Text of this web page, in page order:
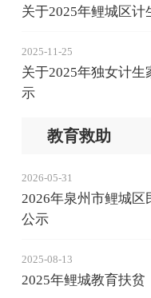
关于2025年鲤城区
2025-11-25
关于2025年独女计
示
教育救助
2026-05-31
2026年泉州市鲤城
公示
2025-08-13
2025年鲤城教育扶